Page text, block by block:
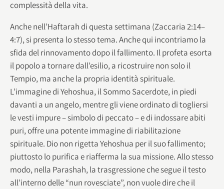
complessità della vita.
Anche nell’Haftarah di questa settimana (Zaccaria 2:14–
4:7), si presenta lo stesso tema. Anche qui incontriamo la
sfida del rinnovamento dopo il fallimento. Il profeta esorta
il popolo a tornare dall’esilio, a ricostruire non solo il
Tempio, ma anche la propria identità spirituale.
L’immagine di Yehoshua, il Sommo Sacerdote, in piedi
davanti a un angelo, mentre gli viene ordinato di togliersi
le vesti impure – simbolo di peccato – e di indossare abiti
puri, offre una potente immagine di riabilitazione
spirituale. Dio non rigetta Yehoshua per il suo fallimento;
piuttosto lo purifica e riafferma la sua missione. Allo stesso
modo, nella Parashah, la trasgressione che segue il testo
all’interno delle “nun rovesciate”, non vuole dire che il